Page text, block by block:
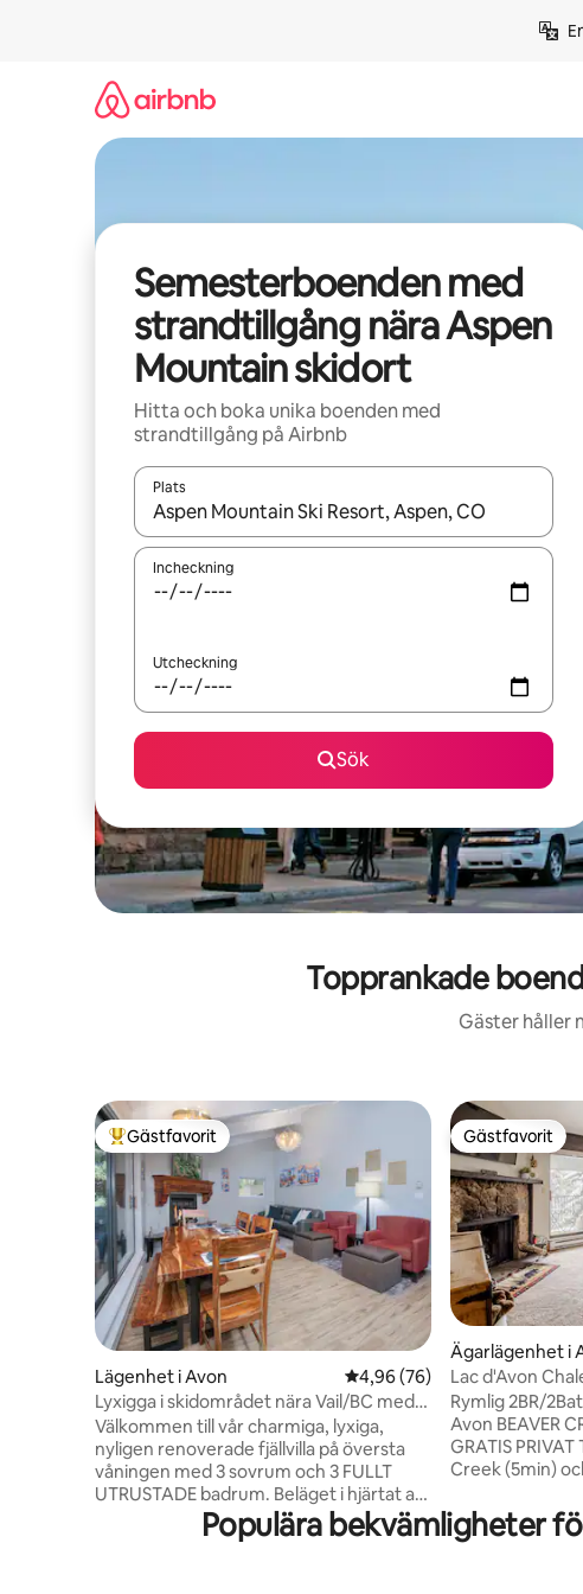
Semesterboenden med
strandtillgång nära Aspen
Mountain skidort
Hitta och boka unika boenden med
strandtillgång på Airbnb
Plats
När resultaten är tillgängliga kan du navigera med
Incheckning
Utcheckning
Sök
Topprankade
Gäster håller
Populär gästfavorit
Gästfavorit
Lägenhet i Avon 4,96 av 5 i genomsnittligt
4,96 (76)
Lyxigga i skidområdet nära Vail/BC med
pool och parkering
Välkommen till vår charmiga, lyxiga,
nyligen renoverade fjällvilla på översta
våningen med 3 sovrum och 3 FULLT
UTRUSTADE badrum. Beläget i hjärtat av
Rockies i Avon, Colorado, som en del av
bostadsområdet Beaver Creek West,
Gästfavorit
Gästfavorit
Ägarlägenhet i
Lac d'Avon
SKI Shuttle
Rymlig 2BR/
Avon BEAVER
GRATIS PRIVAT
Creek (5min)
BASTU,
njuta av din
Populära bekvämligheter